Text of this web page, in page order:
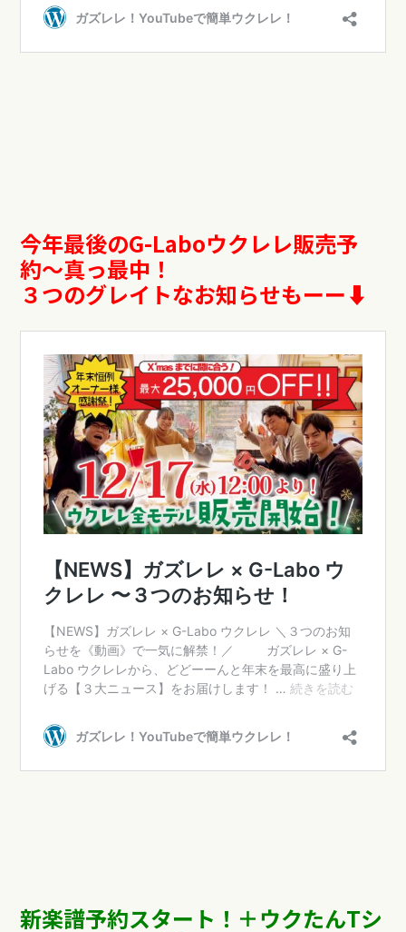
今年最後のG-Laboウクレレ販売予
約〜真っ最中！
３つのグレイトなお知らせもーー⬇︎
新楽譜予約スタート！＋ウクたんTシ